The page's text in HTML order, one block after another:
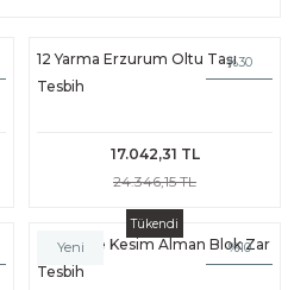
%30
12 Yarma Erzurum Oltu Taşı
Tesbih
17.042,31 TL
24.346,15 TL
Tükendi
Yeni %10
Yeşil Küre Kesim Alman Blok Zar
Tesbih